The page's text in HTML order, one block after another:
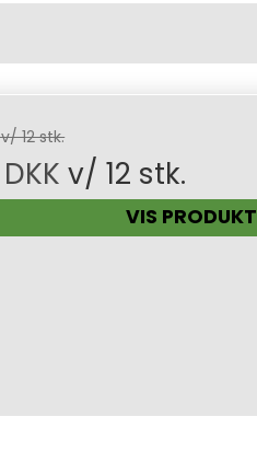
12 stk.
v/ 12 stk.
VIS PRODUKT